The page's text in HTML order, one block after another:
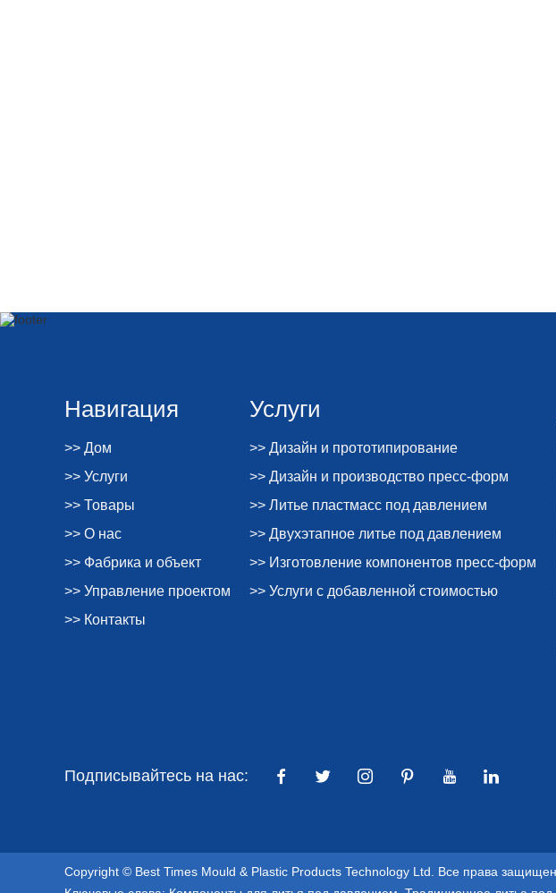
Навигация
>> Дом
>> Услуги
>> Товары
>> О нас
>> Фабрика и объект
>> Управление проектом
>> Контакты
Услуги
>> Дизайн и прототипирование
>> Дизайн и производство пресс-форм
>> Литье пластмасс под давлением
>> Двухэтапное литье под давлением
>> Изготовление компонентов пресс-форм
>> Услуги с добавленной стоимостью
Подписывайтесь на нас:
Copyright © Best Times Mould & Plastic Products Technology Ltd. Все права